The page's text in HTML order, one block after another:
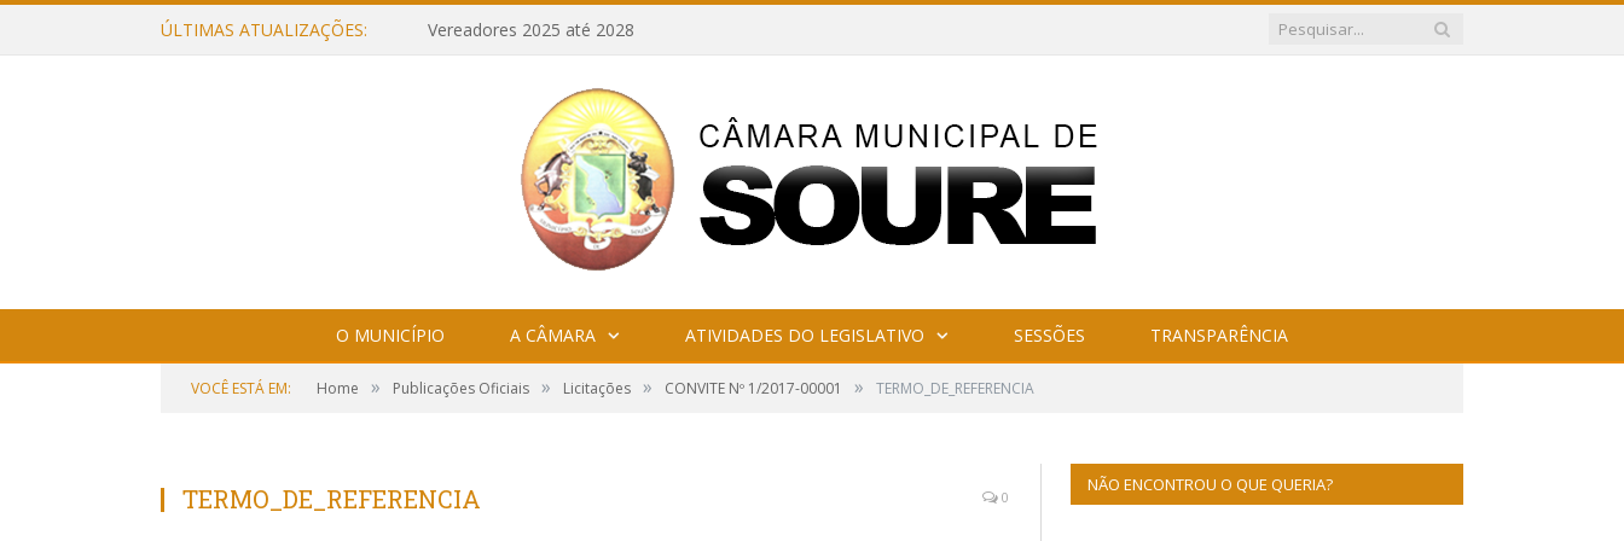
ÚLTIMAS ATUALIZAÇÕES: Vereadores 2025 até 2028
O MUNICÍPIO A CÂMARA ATIVIDADES DO LEGISLATIVO SESSÕES TRANSPARÊNCIA
VOCÊ ESTÁ EM: Home » Publicações Oficiais » Licitações » CONVITE Nº 1/2017-00001 » TERMO_DE_REFERENCIA
TERMO_DE_REFERENCIA 0
NÃO ENCONTROU O QUE QUERIA?